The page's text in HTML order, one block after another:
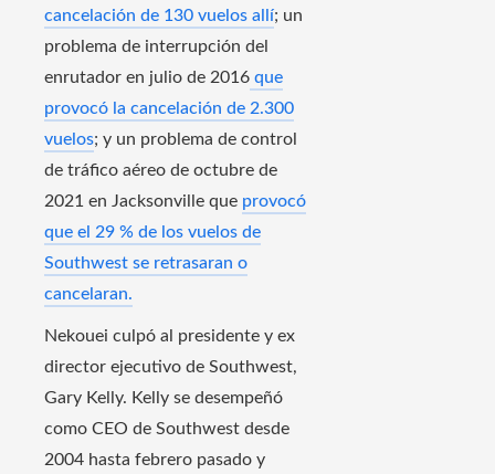
cancelación de 130 vuelos allí; un
problema de interrupción del
enrutador en julio de 2016 que
provocó la cancelación de 2.300
vuelos; y un problema de control
de tráfico aéreo de octubre de
2021 en Jacksonville que provocó
que el 29 % de los vuelos de
Southwest se retrasaran o
cancelaran.
Nekouei culpó al presidente y ex
director ejecutivo de Southwest,
Gary Kelly. Kelly se desempeñó
como CEO de Southwest desde
2004 hasta febrero pasado y